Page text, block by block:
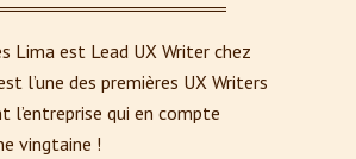
Lima est Lead UX Writer chez
l’une des premières UX Writers
l’entreprise qui en compte
vingtaine !